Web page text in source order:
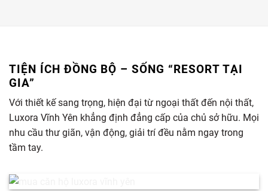
TIỆN ÍCH ĐỒNG BỘ – SỐNG “RESORT TẠI
GIA”
Với thiết kế sang trọng, hiện đại từ ngoại thất đến nội thất,
Luxora Vĩnh Yên khẳng định đẳng cấp của chủ sở hữu. Mọi
nhu cầu thư giãn, vận động, giải trí đều nằm ngay trong
tầm tay.